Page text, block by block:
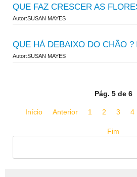
QUE FAZ CRESCER AS
Autor:SUSAN MAYES
QUE HÁ DEBAIXO DO CHÃO ?
Autor:SUSAN MAYES
Pág. 5 de 6
Início Anterior 1 2 3 4
Fim